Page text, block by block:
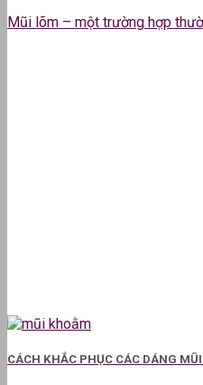
Mũi lõm – một trường hợp
CÁCH KHẮC PHỤC CÁC DÁNG